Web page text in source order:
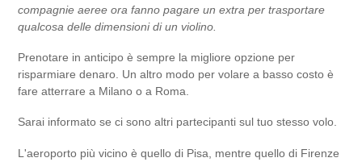
compagnie aeree ora fanno pagare un extra per trasportare
qualcosa delle dimensioni di un violino.
Prenotare in anticipo è sempre la migliore opzione per
risparmiare denaro. Un altro modo per volare a basso costo è
fare atterrare a Milano o a Roma.
Sarai informato se ci sono altri partecipanti sul tuo stesso volo.
L'aeroporto più vicino è quello di Pisa, mentre quello di Firenze